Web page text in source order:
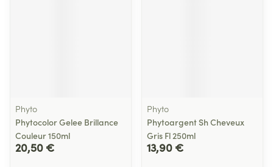
Phyto
Phytocolor Gelee Brillance
Couleur 150ml
20,50 €
Phyto
Phytoargent Sh Cheveux
Gris Fl 250ml
13,90 €